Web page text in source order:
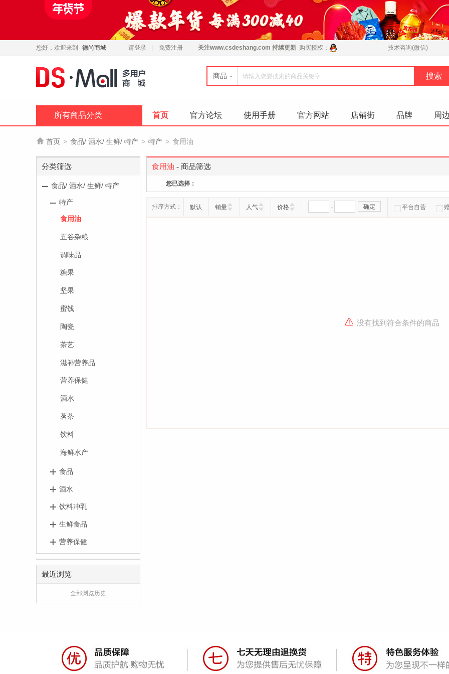
您好，欢迎来到 德尚商城 请登录 免费注册 关注www.csdeshang.com 持续更新 购买授权： 技术咨询(微信)
商品
所有商品分类 首页 官方论坛 使用手册 官方网站 店铺街 品牌 周边
 首页 > 食品/ 酒水/ 生鲜/ 特产 > 特产 > 食用油
分类筛选
食品/ 酒水/ 生鲜/ 特产
特产
食用油
五谷杂粮
调味品
糖果
坚果
蜜饯
陶瓷
茶艺
滋补营养品
营养保健
酒水
茗茶
饮料
海鲜水产
食品
酒水
饮料冲乳
生鲜食品
营养保健
最近浏览
全部浏览历史
食用油 - 商品筛选
您已选择：
排序方式： 默认 销量 人气 价格 - 确定 平台自营
没有找到符合条件的商品